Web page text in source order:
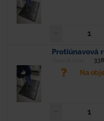
Protiúnavová
Na